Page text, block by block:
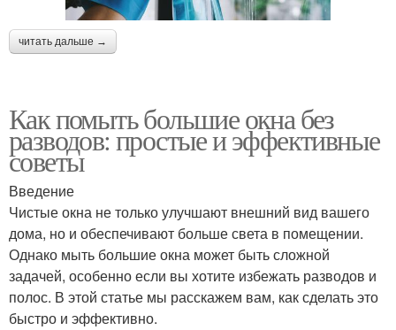
читать дальше →
Как помыть большие окна без
разводов: простые и эффективные
советы
Введение
Чистые окна не только улучшают внешний вид вашего
дома, но и обеспечивают больше света в помещении.
Однако мыть большие окна может быть сложной
задачей, особенно если вы хотите избежать разводов и
полос. В этой статье мы расскажем вам, как сделать это
быстро и эффективно.